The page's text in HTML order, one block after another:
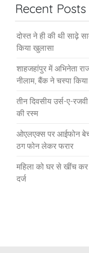
Recent Posts
दोस्त ने ही की थी साढ़े
किया खुलासा
शाहजहांपुर में अभिनेता
नीलाम, बैंक ने चस्पा
तीन दिवसीय उर्स-ए-
की रस्म
ओएलएक्स पर आईफोन
ठग फोन लेकर फरार
महिला को घर से खींच कर
दर्ज